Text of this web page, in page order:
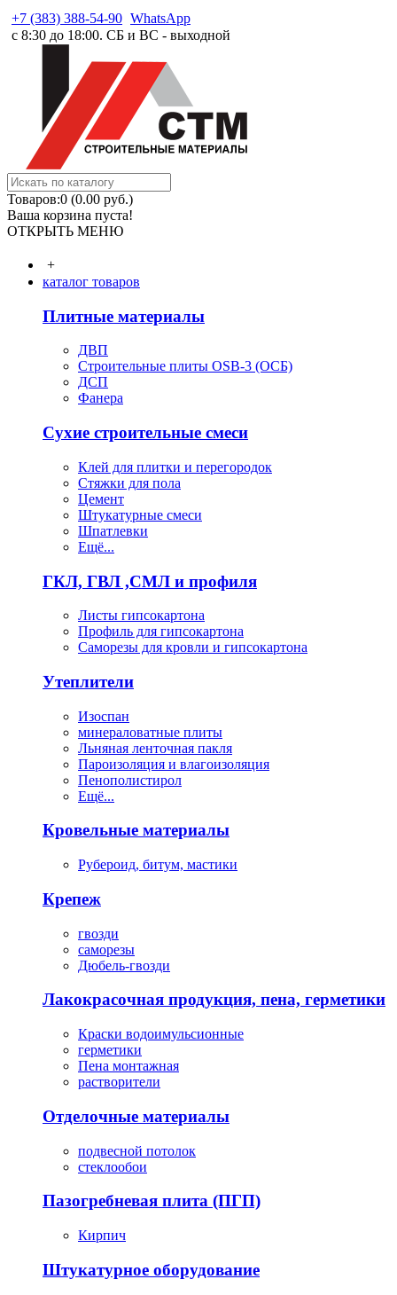
+7 (383) 388-54-90 WhatsApp
с 8:30 до 18:00. СБ и ВС - выходной
Товаров:0 (0.00 руб.)
Ваша корзина пуста!
ОТКРЫТЬ МЕНЮ
+
каталог товаров
Плитные материалы
ДВП
Строительные плиты OSB-3 (ОСБ)
ДСП
Фанера
Сухие строительные смеси
Клей для плитки и перегородок
Стяжки для пола
Цемент
Штукатурные смеси
Шпатлевки
Ещё...
ГКЛ, ГВЛ ,СМЛ и профиля
Листы гипсокартона
Профиль для гипсокартона
Саморезы для кровли и гипсокартона
Утеплители
Изоспан
минераловатные плиты
Льняная ленточная пакля
Пароизоляция и влагоизоляция
Пенополистирол
Ещё...
Кровельные материалы
Рубероид, битум, мастики
Крепеж
гвозди
саморезы
Дюбель-гвозди
Лакокрасочная продукция, пена, герметики
Краски водоимульсионные
герметики
Пена монтажная
растворители
Отделочные материалы
подвесной потолок
стеклообои
Пазогребневая плита (ПГП)
Кирпич
Штукатурное оборудование